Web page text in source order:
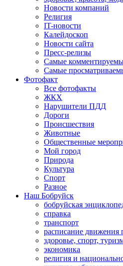
Новости компаний
Религия
IT-новости
Калейдоскоп
Новости сайта
Пресс-релизы
Самые
Самые
Фотофакт
Все фотофакты
ЖКХ
Нарушители ПДД
Дороги
Происшествия
Животные
Общественные
Мой город
Природа
Культура
Спорт
Разное
Наш Бобруйск
бобруйская
справка
транспорт
расписание движения
здоровье, спорт,
экономика
религия и